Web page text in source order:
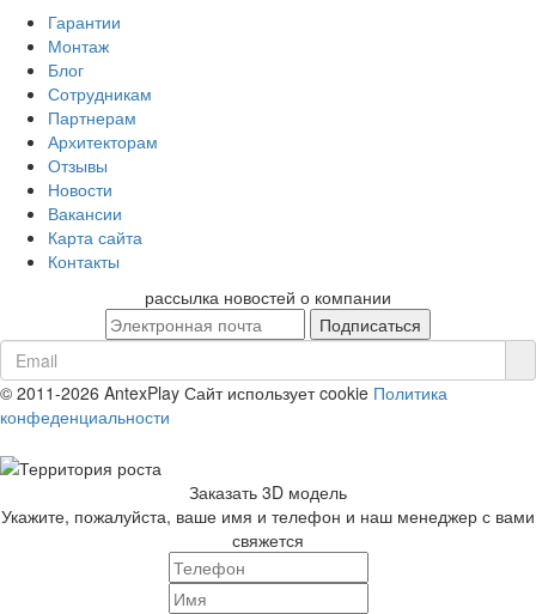
Гарантии
Монтаж
Блог
Сотрудникам
Партнерам
Архитекторам
Отзывы
Новости
Вакансии
Карта сайта
Контакты
рассылка новостей о компании
© 2011-2026 AntexPlay Сайт использует cookie Политика
конфеденциальности
Заказать 3D модель
Укажите, пожалуйста, ваше имя и телефон и наш менеджер с вами
свяжется